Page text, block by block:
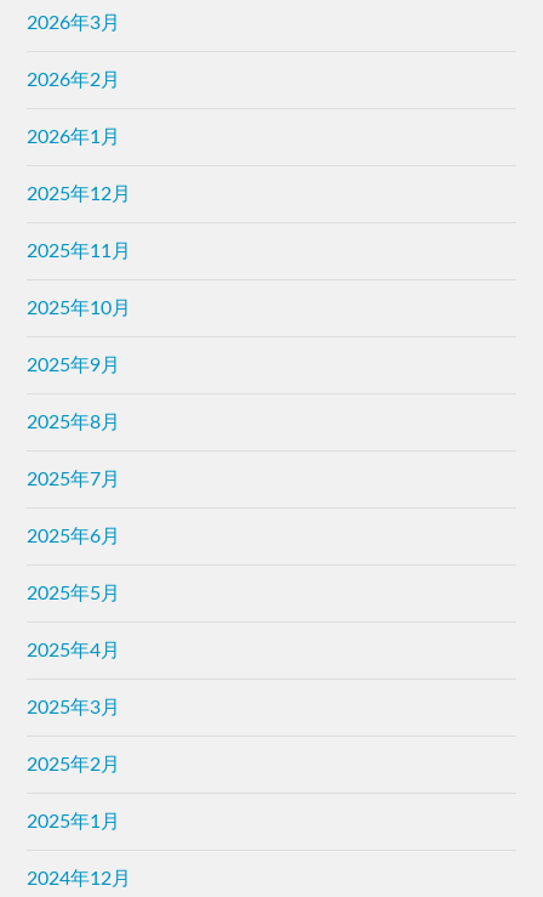
2026年3月
2026年2月
2026年1月
2025年12月
2025年11月
2025年10月
2025年9月
2025年8月
2025年7月
2025年6月
2025年5月
2025年4月
2025年3月
2025年2月
2025年1月
2024年12月